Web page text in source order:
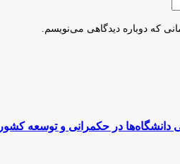
که دوباره دیدگاهی می‌نویسم.
در حکمرانی و توسعه کشور